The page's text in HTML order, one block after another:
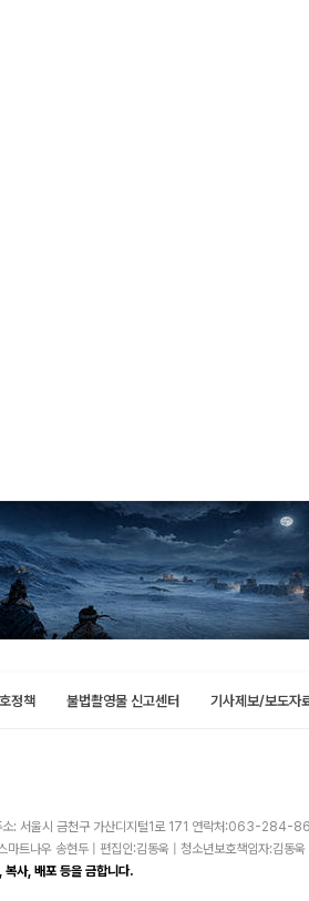
정책 불법촬영물 신고센터 기사제보/보도자
소: 서울시 금천구 가산디지털1로 171 연락처:063-
나우 송현두 | 편집인:김동욱 | 청소년보호책임자:김동욱
복사, 배포 등을 금합니다.